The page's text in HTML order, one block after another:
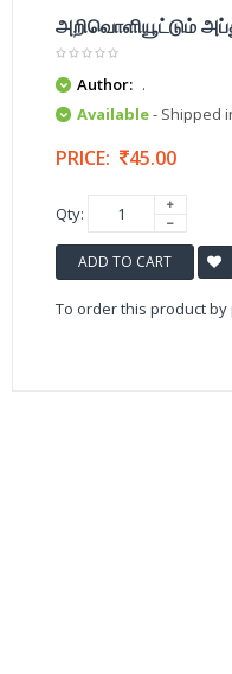
அறிவொளியூட்டும்
Author: .
Available- Shipped
PRICE: 45.00
Qty:
ADD TO CART
To order this product by